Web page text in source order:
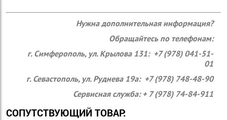
Нужна дополнительная информация?
Обращайтесь по телефонам:
г. Симферополь, ул. Крылова 131: +7 (978) 041-51-
01
г. Севастополь, ул. Руднева 19а: +7 (978) 748-48-90
Сервисная служба: + 7 (978) 74-84-911
СОПУТСТВУЮЩИЙ ТОВАР: